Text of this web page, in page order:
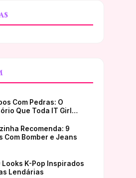
Com Pedras: O
Que Toda IT Girl…
Recomenda: 9
Com Bomber e Jeans
Looks K-Pop Inspirados
Lendárias